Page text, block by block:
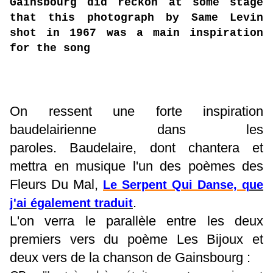
Gainsbourg did reckon at some stage
that this photograph by Same Levin
shot in 1967 was a main inspiration
for the song
On ressent une forte inspiration
baudelairienne dans les
paroles. Baudelaire, dont chantera et
mettra en musique l'un des poèmes des
Fleurs Du Mal, Le Serpent Qui Danse, que
j'ai également traduit.
L'on verra le parallèle entre les deux
premiers vers du poème Les Bijoux et
deux vers de la chanson de Gainsbourg :